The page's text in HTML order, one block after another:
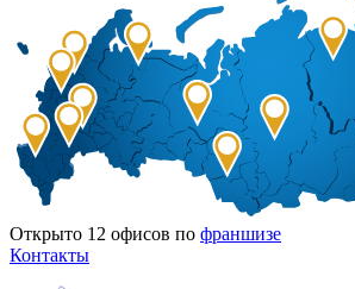
Открыто 12 офисов по франшизе
Контакты